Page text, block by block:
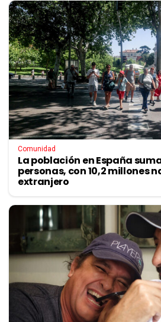
Comunidad
La población en España
personas, con 10,2 millones
extranjero